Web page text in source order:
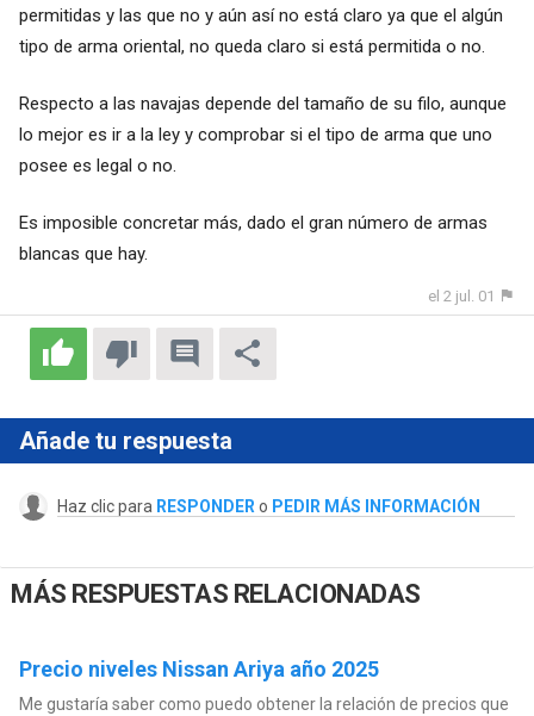
permitidas y las que no y aún así no está claro ya que el algún
tipo de arma oriental, no queda claro si está permitida o no.
Respecto a las navajas depende del tamaño de su filo, aunque
lo mejor es ir a la ley y comprobar si el tipo de arma que uno
posee es legal o no.
Es imposible concretar más, dado el gran número de armas
blancas que hay.
el 2 jul. 01
Añade tu respuesta
Haz clic para RESPONDER o PEDIR MÁS INFORMACIÓN
MÁS RESPUESTAS RELACIONADAS
Precio niveles Nissan Ariya año 2025
Me gustaría saber como puedo obtener la relación de precios que